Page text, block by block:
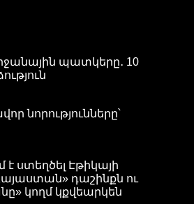
պատկերը․ 10
նորությունները՝
ստեղծել Էթիկայի
դաշինքն ու
կողմ կքվեարկեն